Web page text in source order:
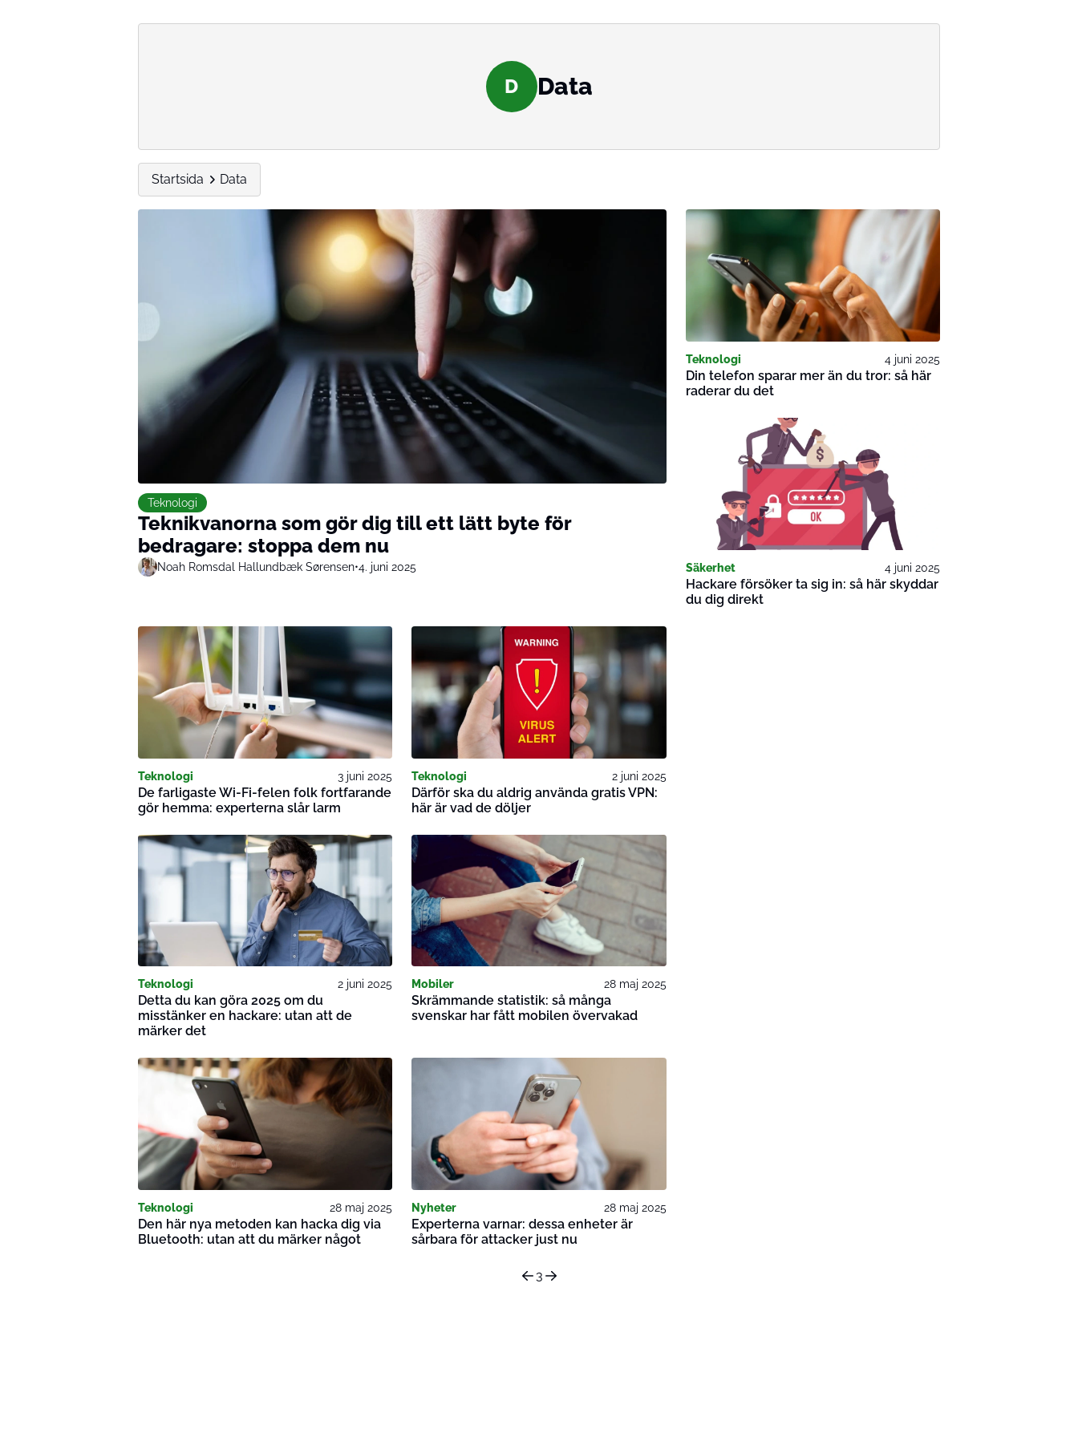
D Data
Startsida Data
Teknologi
Teknikvanorna som gör dig till ett lätt byte för
bedragare: stoppa dem nu
Noah Romsdal Hallundbæk Sørensen•4. juni 2025
Teknologi 4 juni 2025
Din telefon sparar mer än du tror: så här
raderar du det
Säkerhet 4 juni 2025
Hackare försöker ta sig in: så här skyddar
du dig direkt
Teknologi 3 juni 2025
De farligaste Wi-Fi-felen folk fortfarande
gör hemma: experterna slår larm
Teknologi 2 juni 2025
Därför ska du aldrig använda gratis VPN:
här är vad de döljer
Teknologi 2 juni 2025
Detta du kan göra 2025 om du
misstänker en hackare: utan att de
märker det
Mobiler 28 maj 2025
Skrämmande statistik: så många
svenskar har fått mobilen övervakad
Teknologi 28 maj 2025
Den här nya metoden kan hacka dig via
Bluetooth: utan att du märker något
Nyheter 28 maj 2025
Experterna varnar: dessa enheter är
sårbara för attacker just nu
3